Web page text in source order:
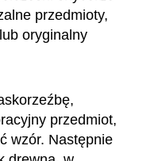
przedmioty,
oryginalny
przedmiot,
wzór. Następnie